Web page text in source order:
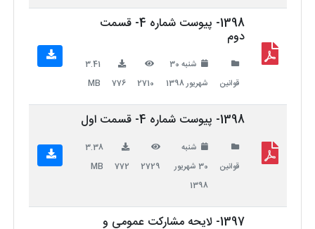
1398- پیوست شماره 4- قسمت
دوم
قوانین
شنبه 30
شهریور 1398
2710
776
3.41
MB
1398- پیوست شماره 4- قسمت اول
قوانین
شنبه
30 شهریور
1398
2729
772
3.38
MB
1397- لایحه مشارکت عمومی و